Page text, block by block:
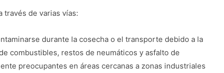
través de varias vías:
durante la cosecha o el transporte debido a la
combustibles, restos de neumáticos y asfalto de
preocupantes en áreas cercanas a zonas industriales